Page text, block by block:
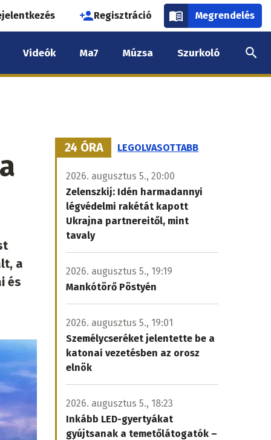
Regisztráció Megrendelés
Videók Ma7 Múzsa Szurkoló
a
és
24 ÓRA LEGOLVASOTTABB
2026. augusztus 5., 20:00
Zelenszkij: Idén harmadannyi
légvédelmi rakétát kapott
Ukrajna partnereitől, mint
tavaly
2026. augusztus 5., 19:19
Mankótörő Pöstyén
2026. augusztus 5., 19:01
Személycseréket jelentette be a
katonai vezetésben az orosz
elnök
2026. augusztus 5., 18:23
Inkább LED-gyertyákat
gyújtsanak a temetőlátogatók –